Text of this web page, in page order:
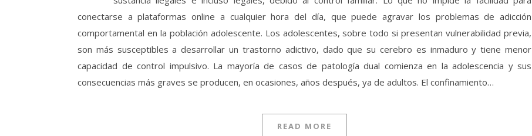
conectarse a plataformas online a cualquier hora del día, que puede agravar los problemas de adicción
comportamental en la población adolescente. Los adolescentes, sobre todo si presentan vulnerabilidad previa,
son más susceptibles a desarrollar un trastorno adictivo, dado que su cerebro es inmaduro y tiene menor
capacidad de control impulsivo. La mayoría de casos de patología dual comienza en la adolescencia y sus
consecuencias más graves se producen, en ocasiones, años después, ya de adultos. El confinamiento…
READ MORE